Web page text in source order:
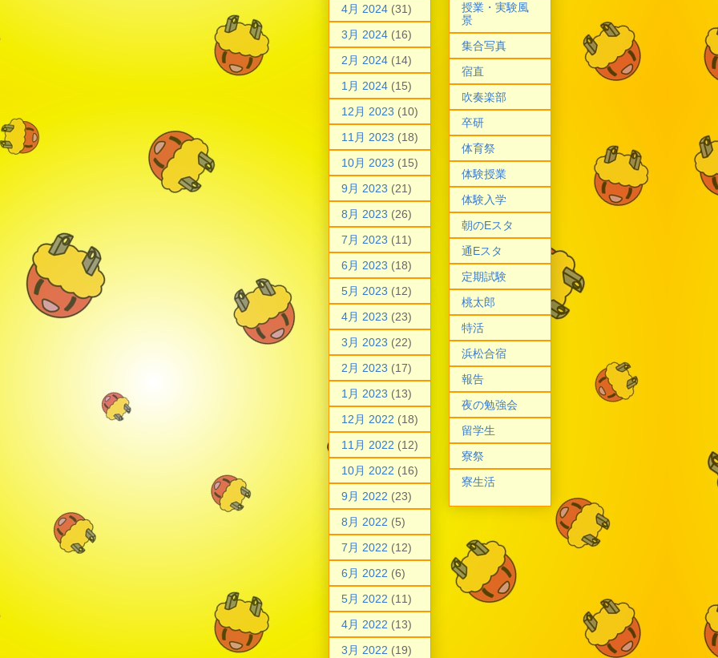
4月 2024 (31)
3月 2024 (16)
2月 2024 (14)
1月 2024 (15)
12月 2023 (10)
11月 2023 (18)
10月 2023 (15)
9月 2023 (21)
8月 2023 (26)
7月 2023 (11)
6月 2023 (18)
5月 2023 (12)
4月 2023 (23)
3月 2023 (22)
2月 2023 (17)
1月 2023 (13)
12月 2022 (18)
11月 2022 (12)
10月 2022 (16)
9月 2022 (23)
8月 2022 (5)
7月 2022 (12)
6月 2022 (6)
5月 2022 (11)
4月 2022 (13)
3月 2022 (19)
授業・実験風
景
集合写真
宿直
吹奏楽部
卒研
体育祭
体験授業
体験入学
朝のEスタ
通Eスタ
定期試験
桃太郎
特活
浜松合宿
報告
夜の勉強会
留学生
寮祭
寮生活